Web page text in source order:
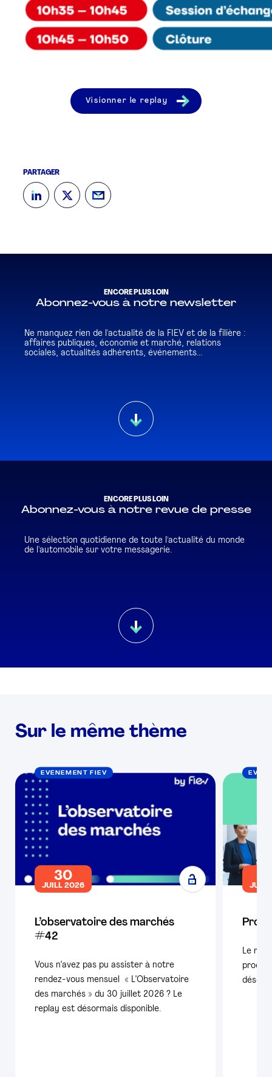
Visionner le replay
PARTAGER
ENCORE PLUS LOIN
Abonnez-vous à notre newsletter
Ne manquez rien de l'actualité de la FIEV et de la filière :
affaires publiques, économie et marché, relations
sociales, actualités adhérents, événements...
ENCORE PLUS LOIN
Abonnez-vous à notre revue de presse
Une sélection quotidienne de toute l'actualité du monde
de l'automobile sur votre messagerie.
Sur le même thème
EVÉNEMENT FIEV
30
JUILL 2026
L’observatoire des marchés
#42
Vous n’avez pas pu assister à notre
rendez-vous mensuel « L’Observatoire
des marchés » du 30 juillet 2026 ? Le
replay est désormais disponible.
Le